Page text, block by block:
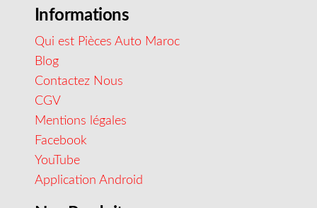
Informations
Qui est Pièces Auto Maroc
Blog
Contactez Nous
CGV
Mentions légales
Facebook
YouTube
Application Android